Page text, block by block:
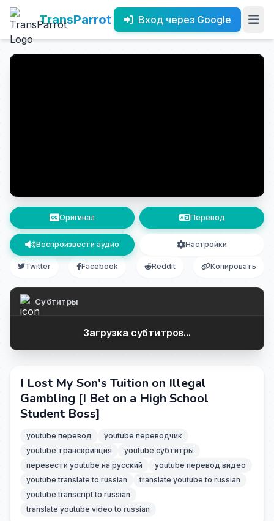
TransParrot Вход через Google
Оригинал Перевод
Воспроизвести аудио Настройки
Twitter Facebook Reddit Копировать
Субтитры
Загрузка субтитров...
I Lost My Son's Tuition on Illegal
Gambling [I Bet on a High School
Student Boss]
youtube перевод
youtube переводчик
youtube транскрипция
youtube субтитры
перевести youtube на русский
youtube перевод видео
youtube translate to russian
translate youtube to russian
youtube transcript to russian
translate youtube video to russian